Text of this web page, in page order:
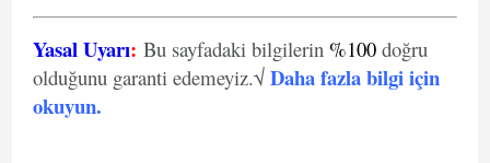
Yasal Uyarı: Bu sayfadaki bilgilerin %100 doğru
olduğunu garanti edemeyiz.√ Daha fazla bilgi için
okuyun.